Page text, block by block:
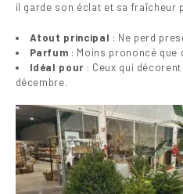
il garde son éclat et sa fraîcheur
Atout principal : Ne perd
Parfum : Moins prononcé que
Idéal pour : Ceux qui
décembre.